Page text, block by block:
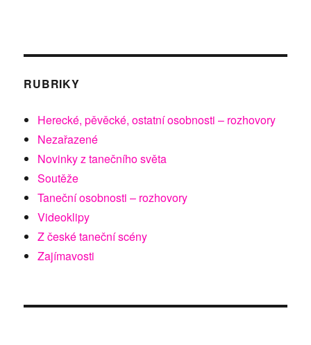
RUBRIKY
Herecké, pěvěcké, ostatní osobnosti – rozhovory
Nezařazené
Novinky z tanečního světa
Soutěže
Taneční osobnosti – rozhovory
Videoklipy
Z české taneční scény
Zajímavosti